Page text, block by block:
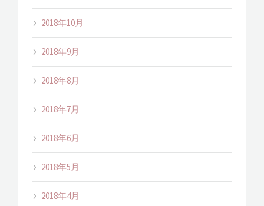
2018年10月
2018年9月
2018年8月
2018年7月
2018年6月
2018年5月
2018年4月